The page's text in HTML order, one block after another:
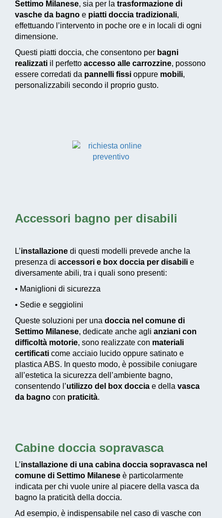
Settimo Milanese, sia per la trasformazione di
vasche da bagno e piatti doccia tradizionali,
effettuando l’intervento in poche ore e in locali di ogni
dimensione.
Questi piatti doccia, che consentono per bagni
realizzati il perfetto accesso alle carrozzine, possono
essere corredati da pannelli fissi oppure mobili,
personalizzabili secondo il proprio gusto.
Accessori bagno per disabili
L’installazione di questi modelli prevede anche la
presenza di accessori e box doccia per disabili e
diversamente abili, tra i quali sono presenti:
• Maniglioni di sicurezza
• Sedie e seggiolini
Queste soluzioni per una doccia nel comune di
Settimo Milanese, dedicate anche agli anziani con
difficoltà motorie, sono realizzate con materiali
certificati come acciaio lucido oppure satinato e
plastica ABS. In questo modo, è possibile coniugare
all’estetica la sicurezza dell’ambiente bagno,
consentendo l’utilizzo del box doccia e della vasca
da bagno con praticità.
Cabine doccia sopravasca
L’installazione di una cabina doccia sopravasca nel
comune di Settimo Milanese è particolarmente
indicata per chi vuole unire al piacere della vasca da
bagno la praticità della doccia.
Ad esempio, è indispensabile nel caso di vasche con